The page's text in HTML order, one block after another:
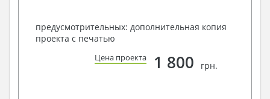
предусмотрительных: дополнительная копия
проекта с печатью
Цена проекта 1 800 грн.